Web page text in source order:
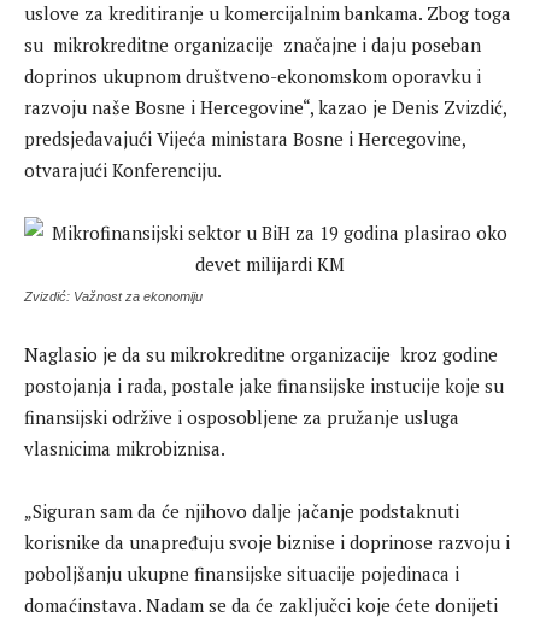
uslove za kreditiranje u komercijalnim bankama. Zbog toga
su mikrokreditne organizacije značajne i daju poseban
doprinos ukupnom društveno-ekonomskom oporavku i
razvoju naše Bosne i Hercegovine“, kazao je Denis Zvizdić,
predsjedavajući Vijeća ministara Bosne i Hercegovine,
otvarajući Konferenciju.
Zvizdić: Važnost za ekonomiju
Naglasio je da su mikrokreditne organizacije kroz godine
postojanja i rada, postale jake finansijske instucije koje su
finansijski održive i osposobljene za pružanje usluga
vlasnicima mikrobiznisa.
„Siguran sam da će njihovo dalje jačanje podstaknuti
korisnike da unapređuju svoje biznise i doprinose razvoju i
poboljšanju ukupne finansijske situacije pojedinaca i
domaćinstava. Nadam se da će zaključci koje ćete donijeti